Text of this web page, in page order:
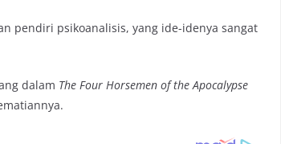
pendiri psikoanalisis, yang ide-idenya sangat
dalam The Four Horsemen of the Apocalypse